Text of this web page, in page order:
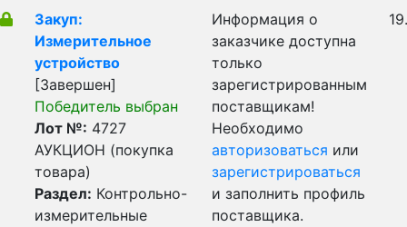
Закуп:
Измерительное
устройство
[Завершен]
Победитель выбран
Лот №: 4727
АУКЦИОН (покупка
товара)
Раздел: Контрольно-
измерительные
Информация о
заказчике доступна
только
зарегистрированным
поставщикам!
Необходимо
авторизоваться или
зарегистрироваться
и заполнить профиль
поставщика.